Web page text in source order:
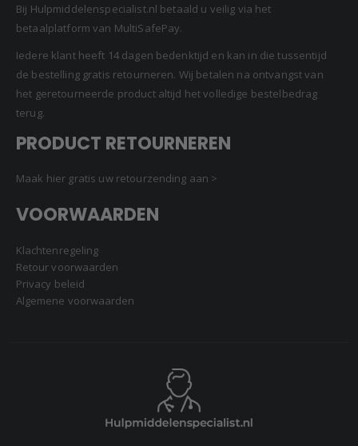
Bij Hulpmiddelenspecialist.nl betaald u veilig via het
betaalplatform van MultiSafePay.
Iedere klant heeft 14 dagen bedenktijd en kan in die tussentijd
de bestelling gratis retourneren. Wij betalen na ontvangst van
het geretourneerde product altijd het volledige bestelbedrag
terug.
PRODUCT RETOURNEREN
Maak hier gratis uw retourzending aan >
VOORWAARDEN
Klachtenregeling
Retour voorwaarden
Privacy beleid
Algemene voorwaarden